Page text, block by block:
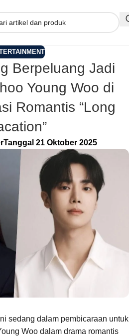
Berpeluang Jadi
Young Woo di
Romantis “Long
Tanggal 21 Oktober 2025
sedang dalam pembicaraan untuk
Woo dalam drama romantis